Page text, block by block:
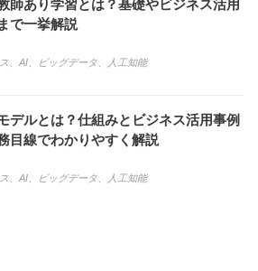
師あり学習とは？基礎やビジネス活用
で一挙解説
AI ビッグデータ 人工知能
デルとは？仕組みとビジネス活用事例
目線でわかりやすく解説
AI ビッグデータ 人工知能